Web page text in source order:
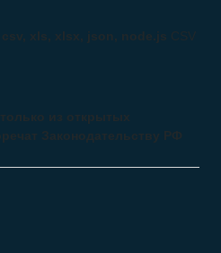
xls, xlsx, json, node.js CSV
из открытых
Законодательству РФ